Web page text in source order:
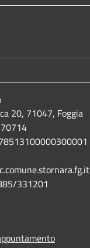
20, 71047, Foggia
331201